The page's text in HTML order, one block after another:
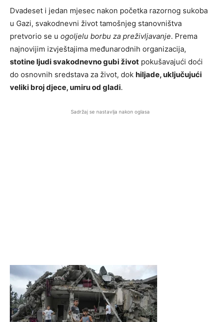
Dvadeset i jedan mjesec nakon početka razornog sukoba
u Gazi, svakodnevni život tamošnjeg stanovništva
pretvorio se u ogoljelu borbu za preživljavanje. Prema
najnovijim izvještajima međunarodnih organizacija,
stotine ljudi svakodnevno gubi život pokušavajući doći
do osnovnih sredstava za život, dok hiljade, uključujući
veliki broj djece, umiru od gladi.
Sadržaj se nastavlja nakon oglasa